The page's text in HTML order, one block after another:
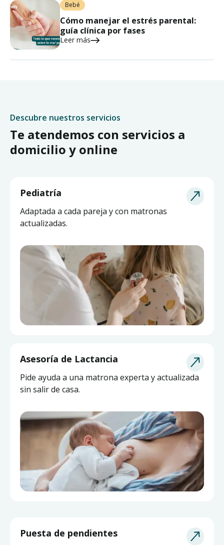
Bebé
Cómo manejar el estrés parental:
guía clínica por fases
Leer más
Descubre nuestros servicios
Te atendemos con servicios a
domicilio y online
Pediatría
Adaptada a cada pareja y con matronas
actualizadas.
Puesta de pendientes
Asesoría de Lactancia
Pide ayuda a una matrona experta y actualizada
sin salir de casa.